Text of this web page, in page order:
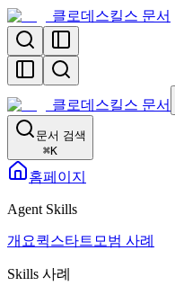
클로데스킬스 문서
클로데스킬스 문서
문서 검색
⌘K
홈페이지
Agent Skills
개요퀵스타트 모범 사례
Skills 사례